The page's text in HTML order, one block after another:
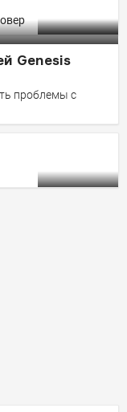
станет
с 2022 года, но
Genesis
проблемы с